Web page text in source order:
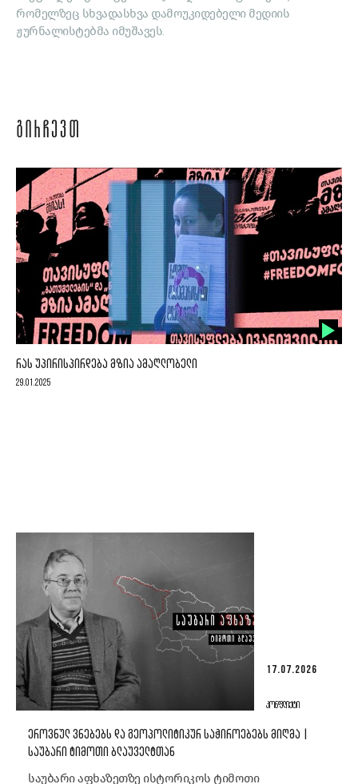
რომელზეც სხვადასხვა დამოუკიდებელი მედიის
ჟურნალისტებმა იმუშავეს.
ᲒᲘᲠᲩᲔᲕᲗ
ᲠᲐᲡ ᲣᲞᲘᲠᲘᲡᲞᲘᲠᲓᲔᲑᲐ ᲛᲖᲘᲐ ᲐᲛᲐᲦᲚᲝᲑᲔᲚᲘ
29.01.2025
17.07.2026
ᲙᲝᲜᲤᲚᲘᲥᲢᲘ
ᲔᲠᲝᲕᲜᲣᲚ ᲕᲜᲔᲑᲔᲑᲡ ᲓᲐ ᲒᲔᲝᲞᲝᲚᲘᲢᲘᲙᲣᲠ ᲡᲐᲭᲘᲠᲝᲔᲑᲔᲑᲡ ᲛᲘᲦᲛᲐ |
ᲡᲐᲣᲑᲐᲠᲘ ᲢᲘᲛᲝᲗᲘ ᲑᲚᲐᲣᲕᲔᲚᲢᲗᲐᲜ
საუბარი აფხაზეთზე ისტორიკოს ტიმოთი